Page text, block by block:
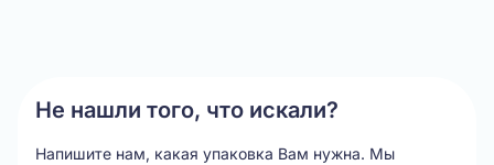
Не нашли того, что искали?
Напишите нам, какая упаковка Вам нужна. Мы